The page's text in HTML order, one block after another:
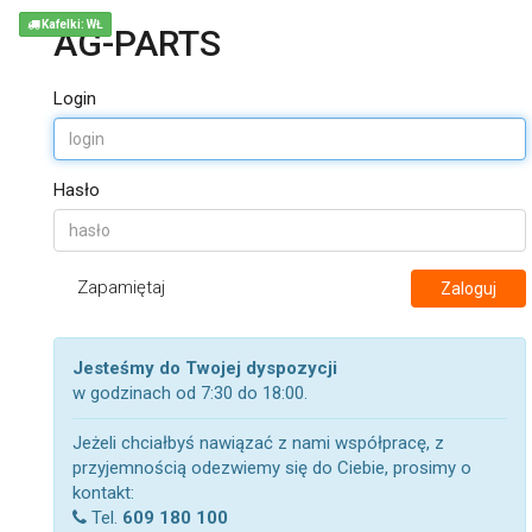
AG-PARTS
Login
Hasło
Zapamiętaj Zaloguj
Jesteśmy do Twojej dyspozycji
w godzinach od 7:30 do 18:00.
Jeżeli chciałbyś nawiązać z nami współpracę, z
przyjemnością odezwiemy się do Ciebie, prosimy o
kontakt:
Tel. 609 180 100
Kafelki: WŁ